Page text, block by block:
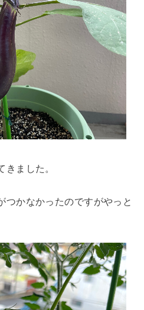
ました。
つかなかったのですがやっと